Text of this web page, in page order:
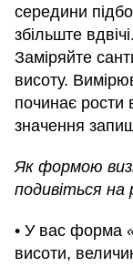
середини
збільште вдвічі.
Заміряйте
висоту.
починає рости
значення
Як формою
подивіться на
• У вас форма
висоти,